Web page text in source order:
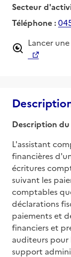
Secteur
Téléphone :
Lancer
Description
L'assistant
financières
écritures
suivant les
comptables
déclarations
paiements et
financiers et
auditeurs pour
support